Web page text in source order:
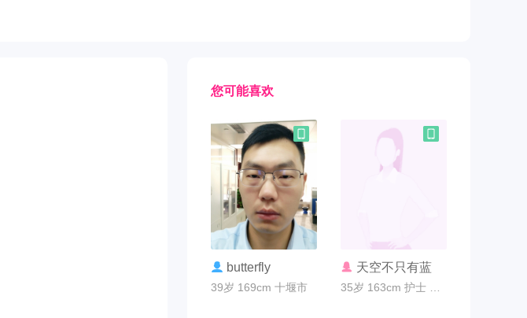
您可能喜欢
联系TA
butterfly
39岁 169cm 十堰市
联系TA
天空不只有蓝